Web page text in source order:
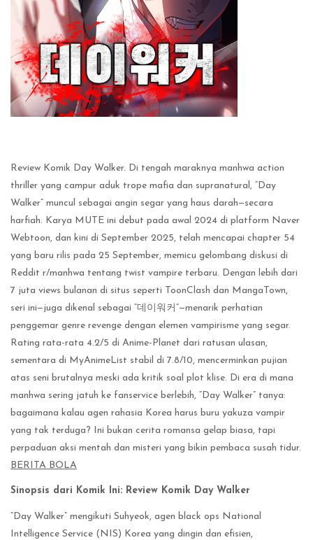
Review Komik Day Walker. Di tengah maraknya manhwa action
thriller yang campur aduk trope mafia dan supranatural, “Day
Walker” muncul sebagai angin segar yang haus darah—secara
harfiah. Karya MUTE ini debut pada awal 2024 di platform Naver
Webtoon, dan kini di September 2025, telah mencapai chapter 54
yang baru rilis pada 25 September, memicu gelombang diskusi di
Reddit r/manhwa tentang twist vampire terbaru. Dengan lebih dari
7 juta views bulanan di situs seperti ToonClash dan MangaTown,
seri ini—juga dikenal sebagai “데이워커”—menarik perhatian
penggemar genre revenge dengan elemen vampirisme yang segar.
Rating rata-rata 4.2/5 di Anime-Planet dari ratusan ulasan,
sementara di MyAnimeList stabil di 7.8/10, mencerminkan pujian
atas seni brutalnya meski ada kritik soal plot klise. Di era di mana
manhwa sering jatuh ke fanservice berlebih, “Day Walker” tanya:
bagaimana kalau agen rahasia Korea harus buru yakuza vampir
yang tak terduga? Ini bukan cerita romansa gelap biasa, tapi
perpaduan aksi mentah dan misteri yang bikin pembaca susah tidur.
BERITA BOLA
Sinopsis dari Komik Ini: Review Komik Day Walker
“Day Walker” mengikuti Suhyeok, agen black ops National
Intelligence Service (NIS) Korea yang dingin dan efisien,